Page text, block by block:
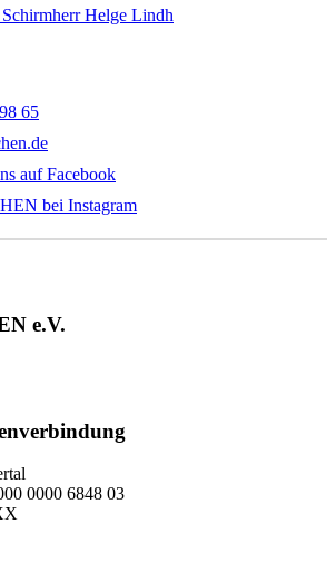
Helge Lindh
65
auf Facebook
bei Instagram
e.V.
0000 6848 03